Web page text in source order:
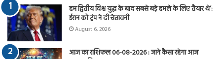
हम द्वितीय विश्व युद्ध के बाद सबसे बड़े हमले के लिए तैयार थे’:
ईरान को ट्रंप ने दी चेतावनी
August 6, 2026
आज का राशिफल 06-08-2026 : जाने कैसा रहेगा आज